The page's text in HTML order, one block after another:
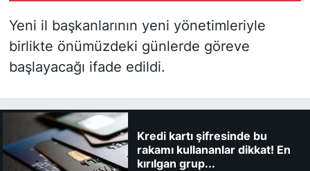
Yeni il başkanlarının yeni yönetimleriyle
birlikte önümüzdeki günlerde göreve
başlayacağı ifade edildi.
Kredi kartı şifresinde bu
rakamı kullananlar dikkat! En
kırılgan grup...